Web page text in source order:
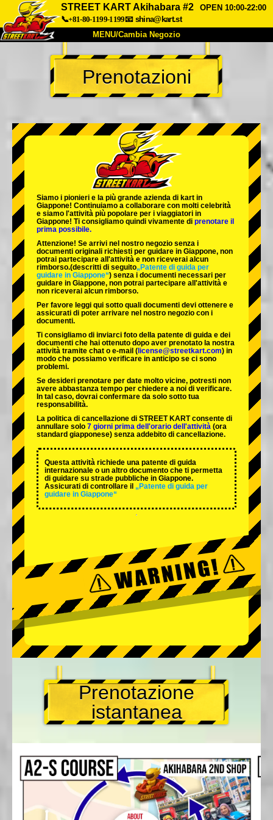
STREET KART Akihabara #2
OPEN 10:00-22:00
📞+81-80-1199-1199📧 shina@kart.st
MENU/Cambia Negozio
INIZIO
Chi Siamo Specifiche Prezzo
Azienda Prenotazioni
Cambia Negozio
Tokyo Shinagawa Tokyo Akihabara#1
Tokyo Akihabara#2
Tokyo Shibuya Annex Tokyo Bay
Tokyo Asakusa Osaka
Okinawa
Prenotazioni
Siamo i pionieri e la più grande azienda di kart in
Giappone! Continuiamo a collaborare con molti celebrità
e siamo l'attività più popolare per i viaggiatori in
Giappone! Ti consigliamo quindi vivamente di prenotare il
prima possibile.
Attenzione! Se arrivi nel nostro negozio senza i
documenti originali richiesti per guidare in Giappone, non
potrai partecipare all'attività e non riceverai alcun
rimborso.(descritti di seguito„Patente di guida per
guidare in Giappone“) senza i documenti necessari per
guidare in Giappone, non potrai partecipare all'attività e
non riceverai alcun rimborso.
Per favore leggi qui sotto quali documenti devi ottenere e
assicurati di poter arrivare nel nostro negozio con i
documenti.
Ti consigliamo di inviarci foto della patente di guida e dei
documenti che hai ottenuto dopo aver prenotato la nostra
attività tramite chat o e-mail ( license@streetkart.com) in
modo che possiamo verificare in anticipo se ci sono
problemi.
Se desideri prenotare per date molto vicine, potresti non
avere abbastanza tempo per chiedere a noi di verificare.
In tal caso, dovrai confermare da solo sotto tua
responsabilità.
La politica di cancellazione di STREET KART consente di
annullare solo 7 giorni prima dell'orario dell'attività (ora
standard giapponese) senza addebito di cancellazione.
Questa attività richiede una patente di guida
internazionale o un altro documento che ti permetta
di guidare su strade pubbliche in Giappone.
Assicurati di controllare il „Patente di guida per
guidare in Giappone“
Prenotazione
istantanea